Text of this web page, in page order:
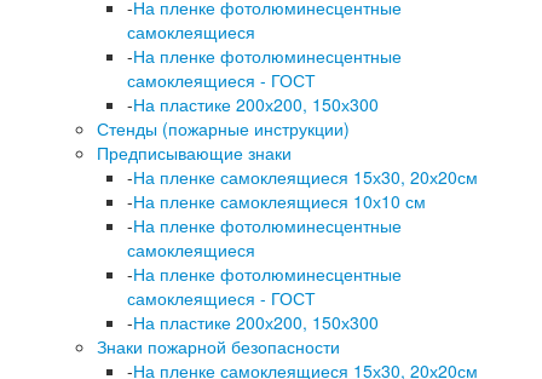
-На пленке фотолюминесцентные
самоклеящиеся
-На пленке фотолюминесцентные
самоклеящиеся - ГОСТ
-На пластике 200х200, 150х300
Стенды (пожарные инструкции)
Предписывающие знаки
-На пленке самоклеящиеся 15х30, 20х20см
-На пленке самоклеящиеся 10х10 см
-На пленке фотолюминесцентные
самоклеящиеся
-На пленке фотолюминесцентные
самоклеящиеся - ГОСТ
-На пластике 200х200, 150х300
Знаки пожарной безопасности
-На пленке самоклеящиеся 15х30, 20х20см